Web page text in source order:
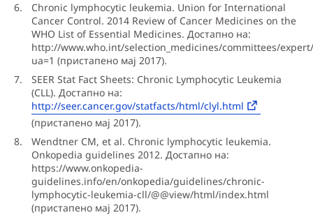
Chronic lymphocytic leukemia. Union for International
Cancer Control. 2014 Review of Cancer Medicines on the
WHO List of Essential Medicines. Достапно на:
http://www.who.int/selection_medicines/committees/
ua=1 (пристапено мај 2017).
SEER Stat Fact Sheets: Chronic Lymphocytic Leukemia
(CLL). Достапно на:
http://seer.cancer.gov/statfacts/html/clyl.html
(пристапено мај 2017).
Wendtner CM, et al. Chronic lymphocytic leukemia.
Onkopedia guidelines 2012. Достапно на:
https://www.onkopedia-
guidelines.info/en/onkopedia/guidelines/chronic-
lymphocytic-leukemia-cll/@@view/html/index.html
(пристапено мај 2017).